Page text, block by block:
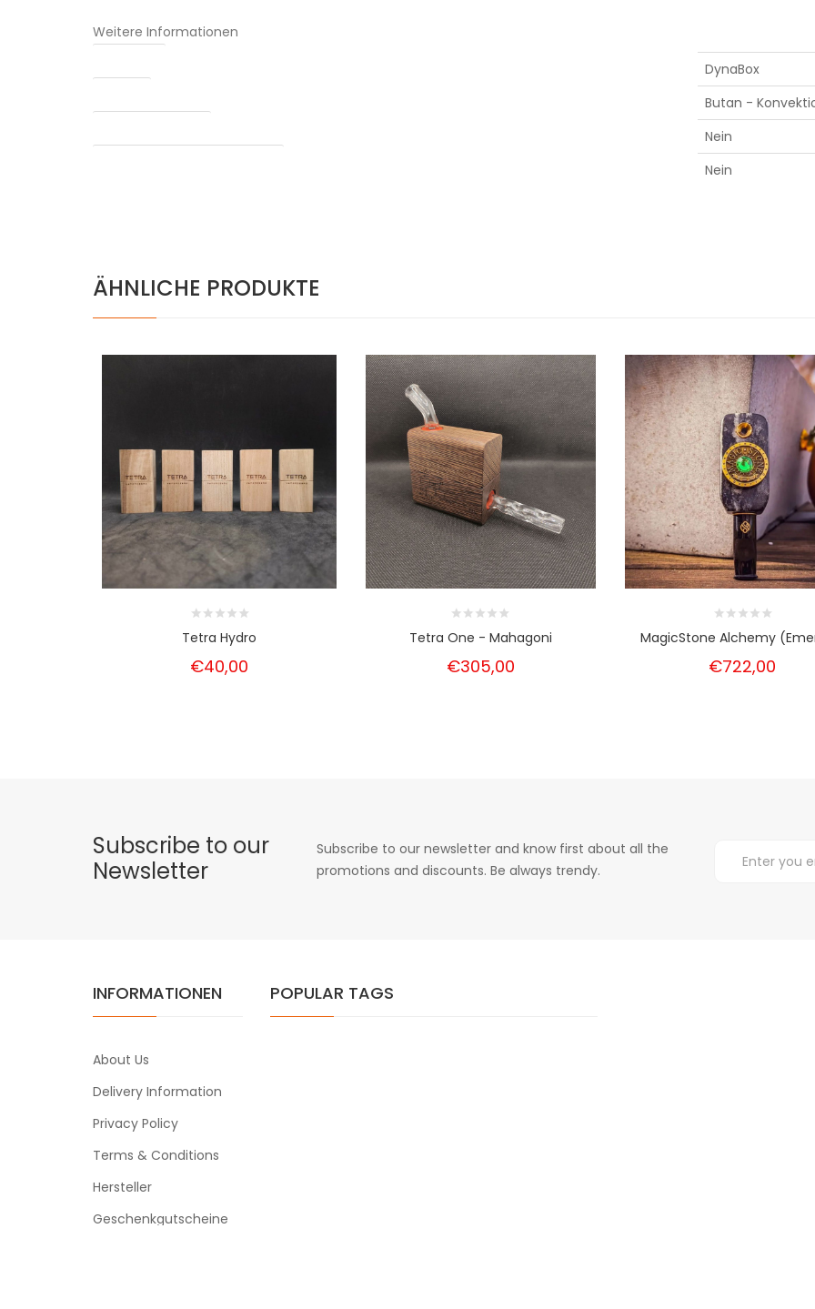
Weitere Informationen
DynaBox
Butan -
Nein
Nein
ÄHNLICHE PRODUKTE
Tetra Hydro
€40,00
Tetra One - Mahagoni
€305,00
MagicStone Alchemy
€722,00
Subscribe to our
Newsletter
Subscribe to our newsletter and know first about all the
promotions and discounts. Be always trendy.
INFORMATIONEN
About Us
Delivery Information
Privacy Policy
Terms & Conditions
Hersteller
Geschenkgutscheine
POPULAR TAGS